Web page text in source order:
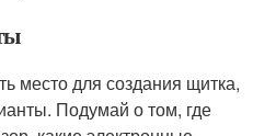
место для создания щитка,
Подумай о том, где